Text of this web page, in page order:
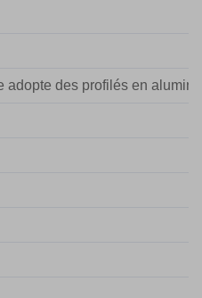
adopte des profilés en